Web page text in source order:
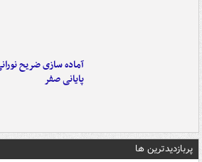
آماده سازی ضریح
پایانی صفر
پربازدیدترین ها